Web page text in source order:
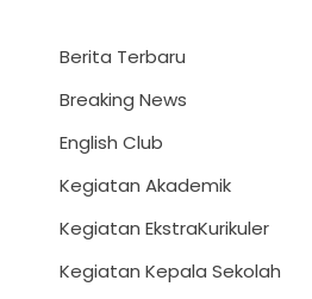
Berita Terbaru
Breaking News
English Club
Kegiatan Akademik
Kegiatan EkstraKurikuler
Kegiatan Kepala Sekolah